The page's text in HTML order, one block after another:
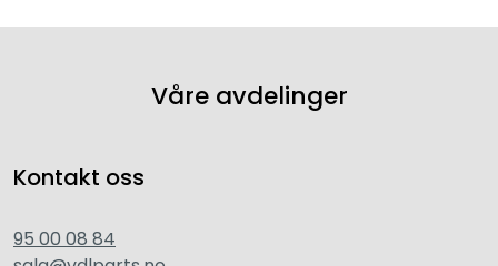
Våre avdelinger
Kontakt oss
95 00 08 84